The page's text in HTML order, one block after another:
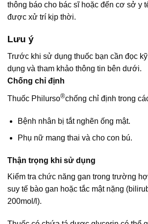
thông báo cho bác sĩ hoặc đến cơ sở y
được xử trí kịp thời.
Lưu ý
Trước khi sử dụng thuốc bạn cần đọc
dụng và tham khảo thông tin bên dưới.
Chống chỉ định
Thuốc Philurso®chống chỉ định trong
Bệnh nhân bị tắt nghẽn ống mật.
Phụ nữ mang thai và cho con bú.
Thận trọng khi sử dụng
Kiểm tra chức năng gan trong trường
suy tế bào gan hoặc tắc mật nặng
200mol/l).